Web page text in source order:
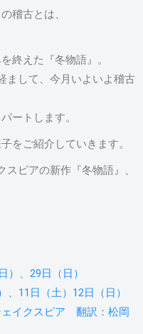
稽古とは、
終えた『冬物語』。
まして、今月いよいよ稽古
ートします。
をご紹介していきます。
ピアの新作『冬物語』、
）、29日（日）
日（土）12日（日）
イクスピア 翻訳：松岡